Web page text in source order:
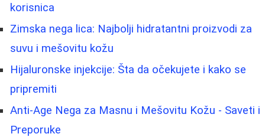
korisnica
Zimska nega lica: Najbolji hidratantni proizvodi za
suvu i mešovitu kožu
Hijaluronske injekcije: Šta da očekujete i kako se
pripremiti
Anti-Age Nega za Masnu i Mešovitu Kožu - Saveti i
Preporuke